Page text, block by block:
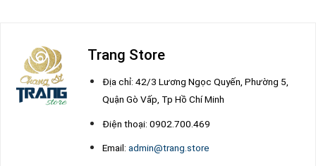
Trang Store
Địa chỉ: 42/3 Lương Ngọc Quyến, Phường 5,
Quận Gò Vấp, Tp Hồ Chí Minh
Điện thoại: 0902.700.469
Email:admin@trang.store